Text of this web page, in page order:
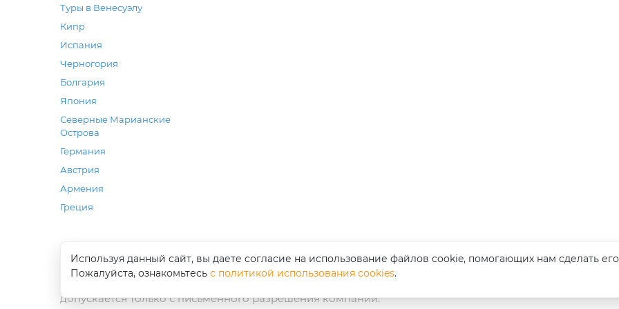
Туры в Венесуэлу
Кипр
Испания
Черногория
Болгария
Япония
Северные Марианские
Острова
Германия
Австрия
Армения
Греция
© 2012- 2026ООО «Студия туризма «Компас»
Использование текстов и фотографий с сайта kompas-amur.ru
допускается только с письменного разрешения компании.
Используя данный сайт, вы даете согласие на использование файлов cookie, помогающих нам сделать
Пожалуйста, ознакомьтесь с политикой использования cookies.